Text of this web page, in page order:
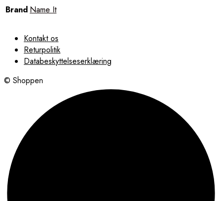
Brand Name It
Kontakt os
Returpolitik
Databeskyttelseserklæring
© Shoppen